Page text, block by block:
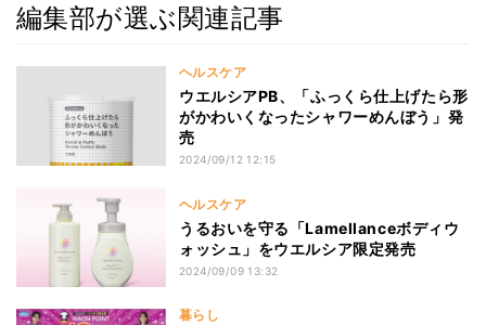
編集部が選ぶ関連記事
ヘルスケア
ウエルシアPB、「ふっくら仕上げたら形
がかわいくなったシャワーめんぼう」発
売
2024/09/12 12:15
ヘルスケア
うるおいを守る「Lamellanceボディウ
ォッシュ」をウエルシア限定発売
2024/09/09 13:32
暮らし